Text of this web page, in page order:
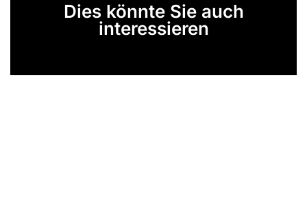
Dies könnte Sie auch
interessieren